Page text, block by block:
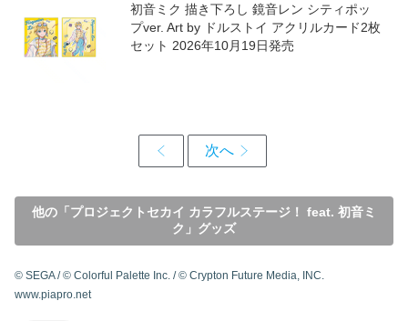
初音ミク 描き下ろし 鏡音レン シティポッ
プver. Art by ドルストイ アクリルカード2枚
セット 2026年10月19日発売
他の「プロジェクトセカイ カラフルステージ！ feat. 初音ミ
ク」グッズ
© SEGA / © Colorful Palette Inc. / © Crypton Future Media, INC.
www.piapro.net